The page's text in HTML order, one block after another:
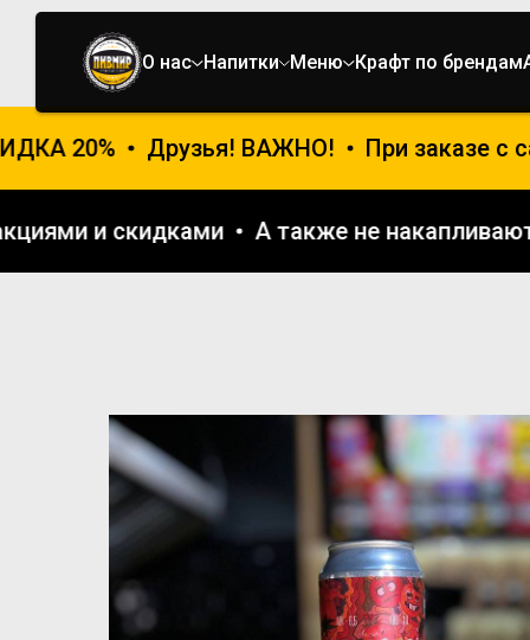
О нас Напитки Меню Крафт по брендам
20% Друзья! ВАЖНО! При заказе с
акциями и скидками А также не